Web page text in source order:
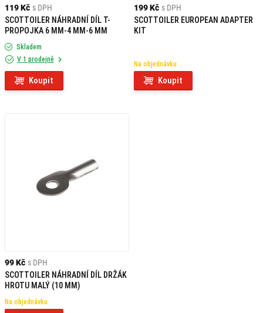
119 Kč s DPH
SCOTTOILER NÁHRADNÍ DÍL T-
PROPOJKA 6 MM-4 MM-6 MM
Skladem
V 1 prodejně
Koupit
199 Kč s DPH
SCOTTOILER EUROPEAN ADAPTER
KIT
Na objednávku
Koupit
99 Kč s DPH
SCOTTOILER NÁHRADNÍ DÍL DRŽÁK
HROTU MALÝ (10 MM)
Na objednávku